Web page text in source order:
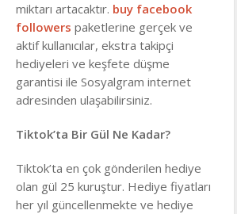
miktarı artacaktır. buy facebook
followers paketlerine gerçek ve
aktif kullanıcılar, ekstra takipçi
hediyeleri ve keşfete düşme
garantisi ile Sosyalgram internet
adresinden ulaşabilirsiniz.
Tiktok’ta Bir Gül Ne Kadar?
Tiktok’ta en çok gönderilen hediye
olan gül 25 kuruştur. Hediye fiyatları
her yıl güncellenmekte ve hediye